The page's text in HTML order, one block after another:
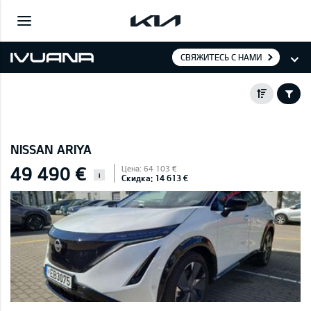
СВЯЖИТЕСЬ С НАМИ
NISSAN ARIYA
49 490 € i
Цена: 64 103 €
Скидка: 14 613 €